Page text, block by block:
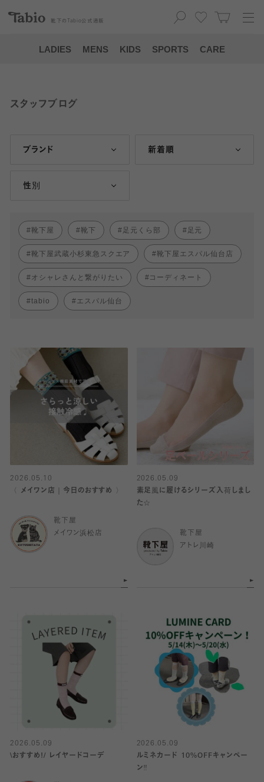
靴下の Tabio 公式通販
LADIES MENS KIDS SPORTS CARE
スタッフブログ
ブランド 新着順
性別
靴下屋 靴下 足元くら部 足元
靴下屋武蔵小杉東急スクエア 靴下屋エスパル仙台店
オシャレさんと繋がりたい コーディネート
tabio エスパル仙台
2026.05.10
〈 メイワン店｜今日のおすすめ 〉
靴下屋
メイワン浜松店
2026.05.09
素足風に履けるシリーズ入荷しまし
た☆
靴下屋
アトレ川崎
2026.05.09
\おすすめ!/ レイヤードコーデ
2026.05.09
ルミネカード 10%OFFキャンペー
ン‼️